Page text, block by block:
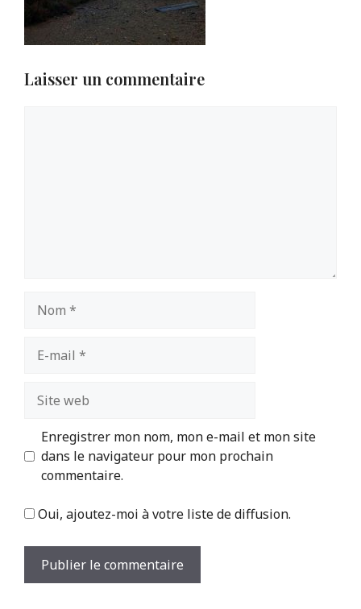
Laisser un commentaire
mail
web
Enregistrer mon nom, mon e-mail et mon site
dans le navigateur pour mon prochain
commentaire.
Oui, ajoutez-moi à votre liste de diffusion.